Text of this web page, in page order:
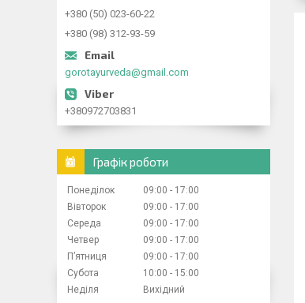
+380 (50) 023-60-22
+380 (98) 312-93-59
gorotayurveda@gmail.com
+380972703831
Графік роботи
Понеділок 09:00
17:00
Вівторок
09:00
17:00
Середа
09:00
17:00
Четвер
09:00
17:00
Пʼятниця
09:00
17:00
Субота
10:00
15:00
Неділя
Вихідний